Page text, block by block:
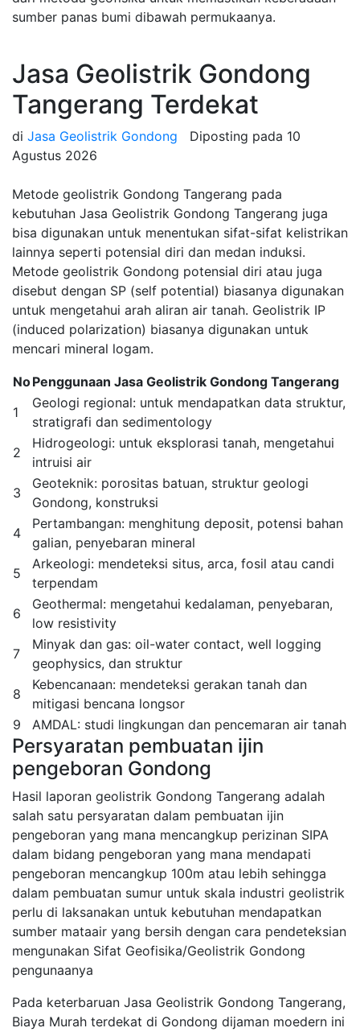
sumber panas bumi dibawah permukaanya.
Jasa Geolistrik Gondong
Tangerang Terdekat
di Jasa Geolistrik Gondong Diposting pada 10
Agustus 2026
Metode geolistrik Gondong Tangerang pada
kebutuhan Jasa Geolistrik Gondong Tangerang juga
bisa digunakan untuk menentukan sifat-sifat kelistrikan
lainnya seperti potensial diri dan medan induksi.
Metode geolistrik Gondong potensial diri atau juga
disebut dengan SP (self potential) biasanya digunakan
untuk mengetahui arah aliran air tanah. Geolistrik IP
(induced polarization) biasanya digunakan untuk
mencari mineral logam.
NoPenggunaan Jasa Geolistrik Gondong Tangerang
1
Geologi regional: untuk mendapatkan data struktur,
stratigrafi dan sedimentology
2
Hidrogeologi: untuk eksplorasi tanah, mengetahui
intruisi air
3
Geoteknik: porositas batuan, struktur geologi
Gondong, konstruksi
4
Pertambangan: menghitung deposit, potensi bahan
galian, penyebaran mineral
5
Arkeologi: mendeteksi situs, arca, fosil atau candi
terpendam
6
Geothermal: mengetahui kedalaman, penyebaran,
low resistivity
7
Minyak dan gas: oil-water contact, well logging
geophysics, dan struktur
8
Kebencanaan: mendeteksi gerakan tanah dan
mitigasi bencana longsor
9
AMDAL: studi lingkungan dan pencemaran air tanah
Persyaratan pembuatan ijin
pengeboran Gondong
Hasil laporan geolistrik Gondong Tangerang adalah
salah satu persyaratan dalam pembuatan ijin
pengeboran yang mana mencangkup perizinan SIPA
dalam bidang pengeboran yang mana mendapati
pengeboran mencangkup 100m atau lebih sehingga
dalam pembuatan sumur untuk skala industri geolistrik
perlu di laksanakan untuk kebutuhan mendapatkan
sumber mataair yang bersih dengan cara pendeteksian
mengunakan Sifat Geofisika/Geolistrik Gondong
pengunaanya
Pada keterbaruan Jasa Geolistrik Gondong Tangerang,
Biaya Murah terdekat di Gondong dijaman moedern ini